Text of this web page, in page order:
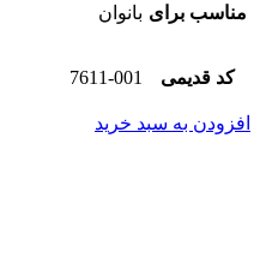
مناسب برای بانوان
کد قدیمی 7611-001
افزودن به سبد خرید